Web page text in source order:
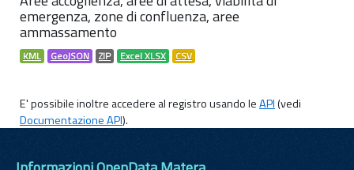
emergenza, zone di confluenza, aree
ammassamento
KML GeoJSON ZIP Excel XLSX CSV
E' possibile inoltre accedere al registro usando leAPI(vedi
Documentazione API).